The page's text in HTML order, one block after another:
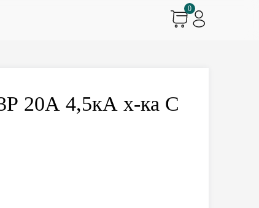
0
20А 4,5кА х-ка С